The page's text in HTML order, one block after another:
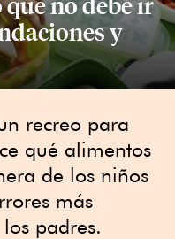
y
recreo para
qué alimentos
de los niños
más
padres.